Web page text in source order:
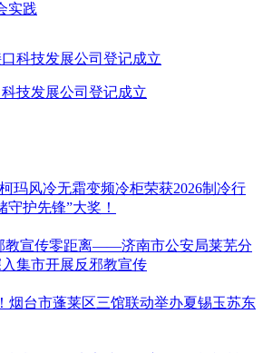
实践
技发展公司登记成立
玛风冷无霜变频冷柜荣获2026制冷行
守护先锋”大奖！
教宣传零距离——济南市公安局莱芜分
集市开展反邪教宣传
烟台市蓬莱区三馆联动举办夏锡玉苏东